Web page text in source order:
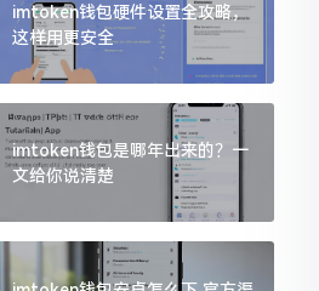
imtoken钱包硬件设置全攻略，
这样用更安全
imtoken钱包是哪年出来的？一
文给你说清楚